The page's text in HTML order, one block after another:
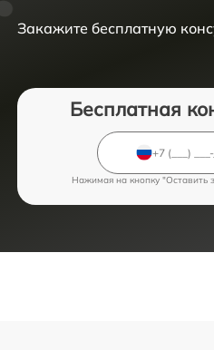
Закажите бесплатную
Бесплатная
Нажимая на кнопку "Оставить